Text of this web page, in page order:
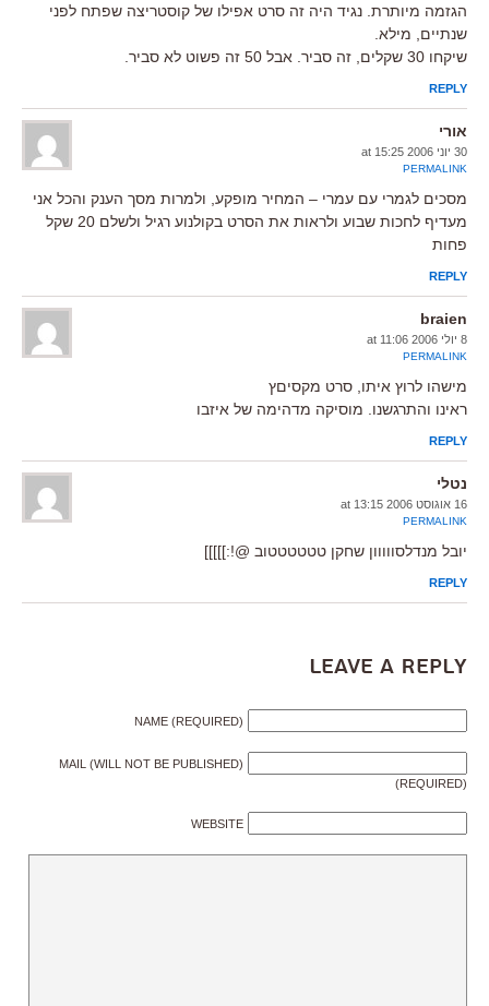
הגזמה מיותרת. נגיד היה זה סרט אפילו של קוסטריצה שפתח לפני
שנתיים, מילא.
שיקחו 30 שקלים, זה סביר. אבל 50 זה פשוט לא סביר.
REPLY
אורי
30 יוני 2006 at 15:25
PERMALINK
מסכים לגמרי עם עמרי – המחיר מופקע, ולמרות מסך הענק והכל אני
מעדיף לחכות שבוע ולראות את הסרט בקולנוע רגיל ולשלם 20 שקל
פחות
REPLY
braien
8 יולי 2006 at 11:06
PERMALINK
מישהו לרוץ איתו, סרט מקסיםץ
ראינו והתרגשנו. מוסיקה מדהימה של איזבו
REPLY
נטלי
16 אוגוסט 2006 at 13:15
PERMALINK
יובל מנדלסווווון שחקן טטטטטטוב @!:]]]]]
REPLY
Leave a Reply
NAME (REQUIRED)
MAIL (WILL NOT BE PUBLISHED)
(REQUIRED)
WEBSITE